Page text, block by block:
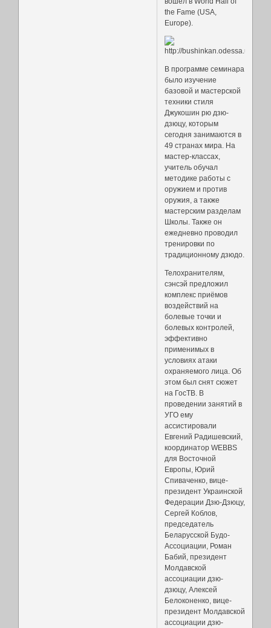
the Fame (USA,
Europe).
В программе семинара
было изучение
базовой и мастерской
техники стиля
Джукошин рю дзю-
дзюцу, которым
сегодня занимаются в
49 странах мира. На
мастер-классах,
учитель обучал
методике работы с
оружием и против
оружия, а также
мастерским разделам
Школы. Также он
ежедневно проводил
тренировки по
традиционному дзюдо.
Телохранителям,
сэнсэй предложил
комплекс приёмов
воздействий на
болевые точки и
болевых контролей,
эффективно
применимых в
условиях атаки
охраняемого лица. Об
этом был снят сюжет
на ГосТВ. В
проведении занятий в
УГО ему
ассистировали
Евгений Радишевский,
координатор WEBBS
для Восточной
Европы, Юрий
Спиваченко, вице-
президент Украинской
Федерации Дзю-Дзюцу,
Сергей Коблов,
председатель
Беларусской Будо-
Ассоциации, Роман
Бабий, президент
Молдавской
ассоциации дзю-
дзюцу, Алексей
Белоконенко, вице-
президент Молдавской
ассоциации дзю-